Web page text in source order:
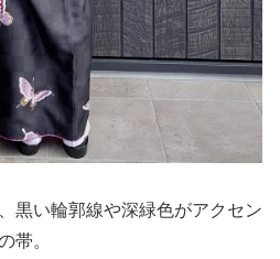
黒い輪郭線や深緑色がアクセン
帯。